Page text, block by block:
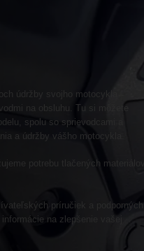
údržby svojho motocykla
na obsluhu. Tu si môžete
spolu so sprievodcami a
a údržby vášho motocykla.
potrebu tlačených materiálov
príručiek a podporných
na zlepšenie vašej